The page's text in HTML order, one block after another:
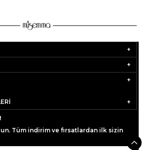
Tüm indirim ve fırsatlardan ilk sizin